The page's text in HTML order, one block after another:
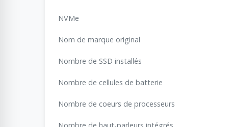
NVMe
Nom de marque original
Nombre de SSD installés
Nombre de cellules de batterie
Nombre de coeurs de processeurs